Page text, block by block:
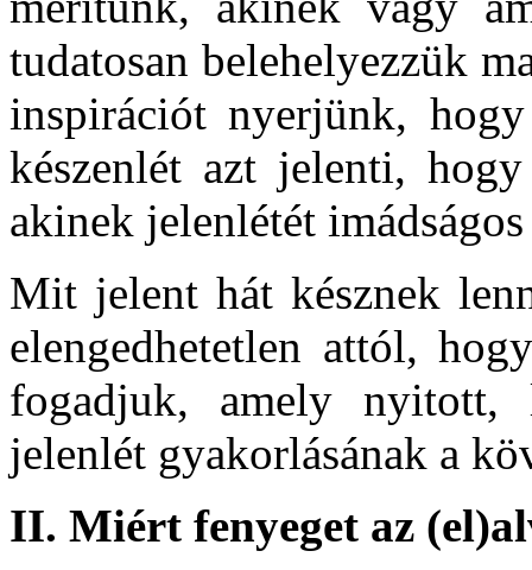
tudatosan belehelyezzük
inspirációt nyerjünk,
készenlét azt jelenti,
akinek jelenlétét
Mit jelent hát késznek
elengedhetetlen attól,
fogadjuk, amely nyitott,
jelenlét gyakorlásának a
II. Miért fenyeget az